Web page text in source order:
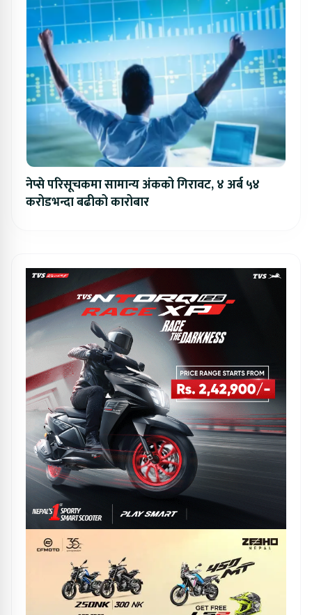
नेप्से परिसूचकमा सामान्य अंकको गिरावट, ४ अर्ब ५४
करोडभन्दा बढीको कारोबार